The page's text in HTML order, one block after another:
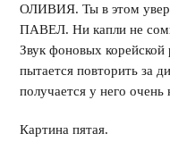
ОЛИВИЯ. Ты в этом
ПАВЕЛ. Ни капли не
Звук фоновых
пытается повторить за
получается у него
Картина пятая.